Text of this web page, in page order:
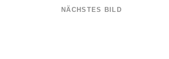
NÄCHSTES BILD